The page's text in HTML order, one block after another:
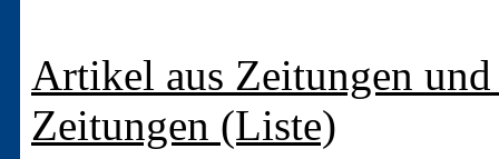
Artikel aus Zeitungen
Zeitungen (Liste)